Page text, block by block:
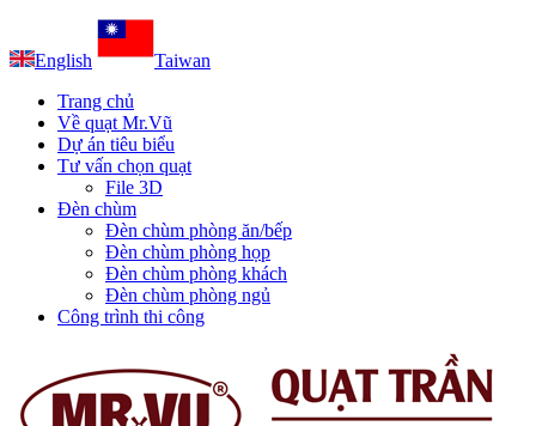
English
Taiwan
Trang chủ
Về quạt Mr.Vũ
Dự án tiêu biểu
Tư vấn chọn quạt
File 3D
Đèn chùm
Đèn chùm phòng ăn/bếp
Đèn chùm phòng họp
Đèn chùm phòng khách
Đèn chùm phòng ngủ
Công trình thi công